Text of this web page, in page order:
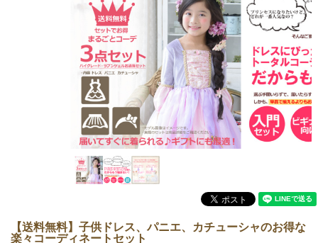
【送料無料】子供ドレス、パニエ、カチューシャのお得な
楽々コーディネートセット
会社概要
お支払・送料
返品・交換
サイズの測り方
よくあるご質問
レビューを見る
ブログ